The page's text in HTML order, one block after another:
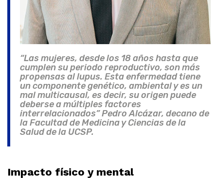
“Las mujeres, desde los 18 años hasta que
cumplen su periodo reproductivo, son más
propensas al lupus. Esta enfermedad tiene
un componente genético, ambiental y es un
mal multicausal, es decir, su origen puede
deberse a múltiples factores
interrelacionados” Pedro Alcázar, decano de
la Facultad de Medicina y Ciencias de la
Salud de la UCSP.
Impacto físico y mental